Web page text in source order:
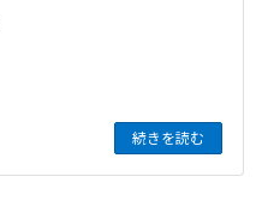
続きを読む